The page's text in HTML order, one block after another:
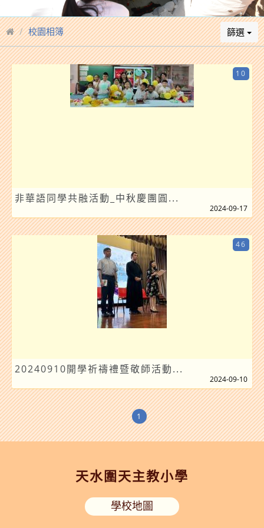
校園相簿 篩選
非華語同學共融活動_中秋慶團圓...
10
2024-09-17
20240910開學祈禱禮暨敬師活動...
46
2024-09-10
1
天水圍天主教小學
學校地圖